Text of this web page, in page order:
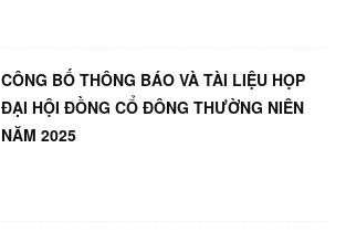
CÔNG BỐ THÔNG BÁO VÀ TÀI LIỆU HỌP
ĐẠI HỘI ĐỒNG CỔ ĐÔNG THƯỜNG NIÊN
NĂM 2025